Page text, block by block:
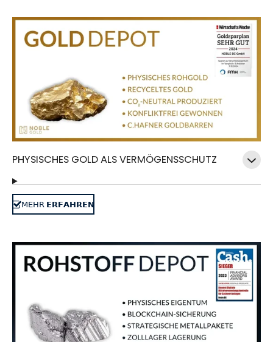
PHYSISCHES GOLD ALS VERMÖGENSSCHUTZ
𝖬𝖤𝖧𝖱 𝗘𝗥𝗙𝗔𝗛𝗥𝗘𝗡